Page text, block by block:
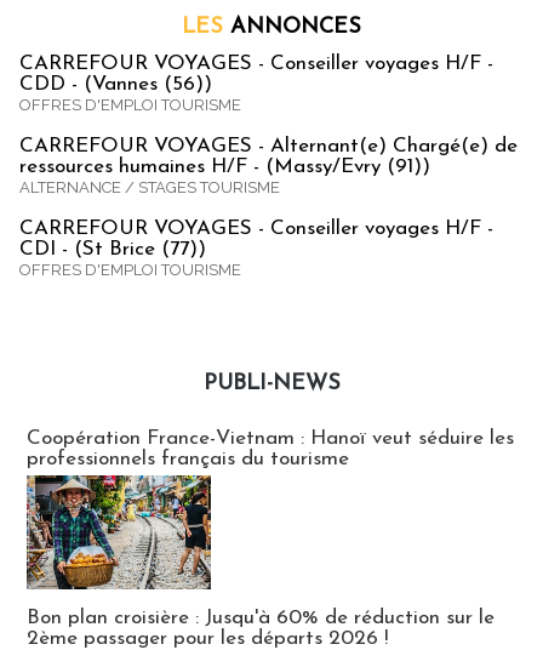
LES ANNONCES
CARREFOUR VOYAGES - Conseiller voyages H/F -
CDD - (Vannes (56))
OFFRES D'EMPLOI TOURISME
CARREFOUR VOYAGES - Alternant(e) Chargé(e) de
ressources humaines H/F - (Massy/Evry (91))
ALTERNANCE / STAGES TOURISME
CARREFOUR VOYAGES - Conseiller voyages H/F -
CDI - (St Brice (77))
OFFRES D'EMPLOI TOURISME
PUBLI-NEWS
Coopération France-Vietnam : Hanoï veut séduire les
professionnels français du tourisme
Bon plan croisière : Jusqu'à 60% de réduction sur le
2ème passager pour les départs 2026 !